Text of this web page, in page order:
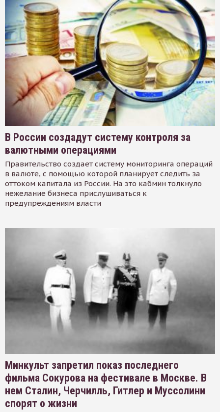
В России создадут систему контроля за
валютными операциями
Правительство создает систему мониторинга операций
в валюте, с помощью которой планирует следить за
оттоком капитала из России. На это кабмин толкнуло
нежелание бизнеса прислушиваться к
предупреждениям власти
Минкульт запретил показ последнего
фильма Сокурова на фестивале в Москве. В
нем Сталин, Черчилль, Гитлер и Муссолини
спорят о жизни